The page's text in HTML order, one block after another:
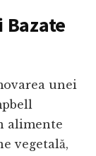
unei
alimente
vegetală,